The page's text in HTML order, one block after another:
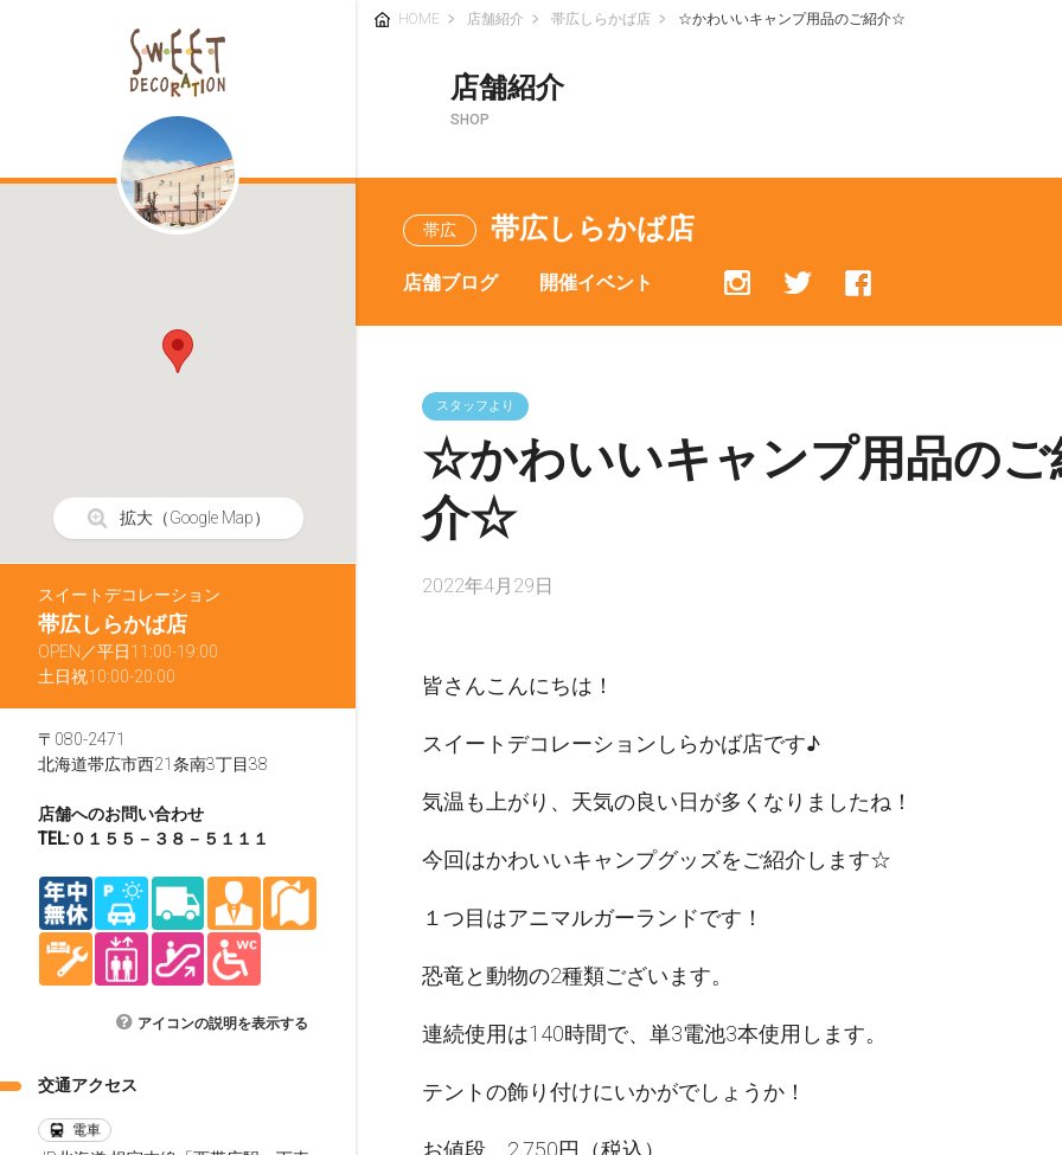
拡大（Google Map）
スイートデコレーション
帯広しらかば店
OPEN／平日11:00-19:00
土日祝10:00-20:00
〒080-2471
北海道帯広市西21条南3丁目38
店舗へのお問い合わせ
TEL:０１５５－３８－５１１１
アイコンの説明を表示する
交通アクセス
電車
HOME 店舗紹介 帯広しらかば店 ☆かわいいキャンプ用品のご紹介☆
店舗紹介
SHOP
帯広 帯広しらかば店
店舗ブログ 開催イベント
スタッフより
☆かわいいキャンプ用品のご
介☆
2022年4月29日
皆さんこんにちは！
スイートデコレーションしらかば店です♪
気温も上がり、天気の良い日が多くなりましたね！
今回はかわいいキャンプグッズをご紹介します☆
１つ目はアニマルガーランドです！
恐竜と動物の2種類ございます。
連続使用は140時間で、単3電池3本使用します。
テントの飾り付けにいかがでしょうか！
お値段 2,750円（税込）